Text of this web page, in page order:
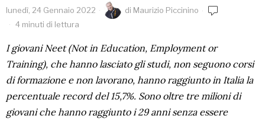
lunedì, 24 Gennaio 2022 di Maurizio Piccinino
4 minuti di lettura
I giovani Neet (Not in Education, Employment or
Training), che hanno lasciato gli studi, non seguono corsi
di formazione e non lavorano, hanno raggiunto in Italia la
percentuale record del 15,7%. Sono oltre tre milioni di
giovani che hanno raggiunto i 29 anni senza essere